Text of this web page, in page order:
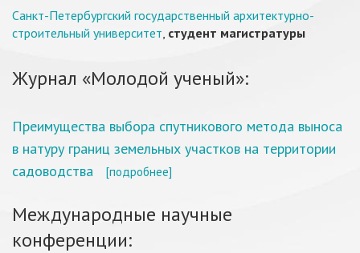
Санкт-Петербургский государственный архитектурно-
строительный университет, студент магистратуры
Журнал «Молодой ученый»:
Преимущества выбора спутникового метода выноса
в натуру границ земельных участков на территории
садоводства
[подробнее]
Международные научные
конференции: